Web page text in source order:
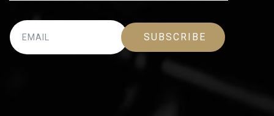
SUBSCRIBE